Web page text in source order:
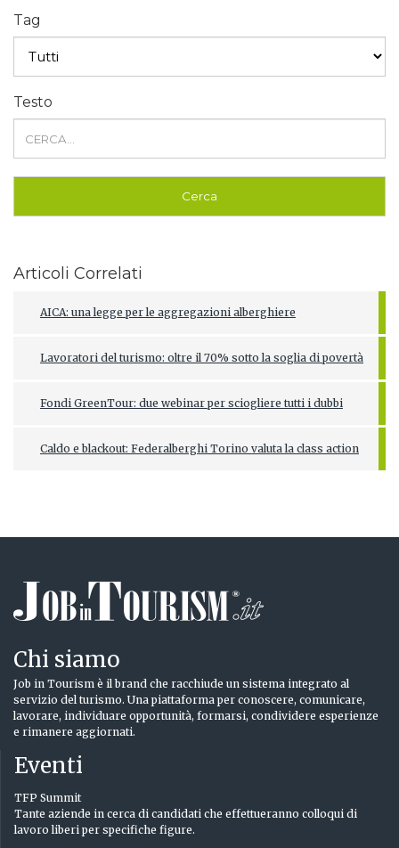
Tag
Testo
Articoli Correlati
AICA: una legge per le aggregazioni alberghiere
Lavoratori del turismo: oltre il 70% sotto la soglia di povertà
Fondi GreenTour: due webinar per sciogliere tutti i dubbi
Caldo e blackout: Federalberghi Torino valuta la class action
Chi siamo
Job in Tourism è il brand che racchiude un sistema integrato al
servizio del turismo. Una piattaforma per conoscere, comunicare,
lavorare, individuare opportunità, formarsi, condividere esperienze
e rimanere aggiornati.
Eventi
TFP Summit
Tante aziende in cerca di candidati che effettueranno colloqui di
lavoro liberi per specifiche figure.